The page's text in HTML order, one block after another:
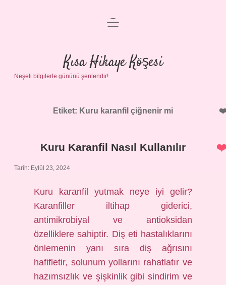
Anasayfa
Gizlilik Politikası
Yasal Uyarı
menüyü
Kısa Hikaye Köşesi
Neşeli bilgilerle gününü şenlendir!
Etiket: Kuru karanfil çiğnenir mi
Kuru Karanfil Nasıl Kullanılır
Tarih: Eylül 23, 2024
Kuru karanfil yutmak neye iyi gelir?
Karanfiller iltihap giderici,
antimikrobiyal ve antioksidan
özelliklere sahiptir. Diş eti hastalıklarını
önlemenin yanı sıra diş ağrısını
hafifletir, solunum yollarını rahatlatır ve
hazımsızlık ve şişkinlik gibi sindirim ve